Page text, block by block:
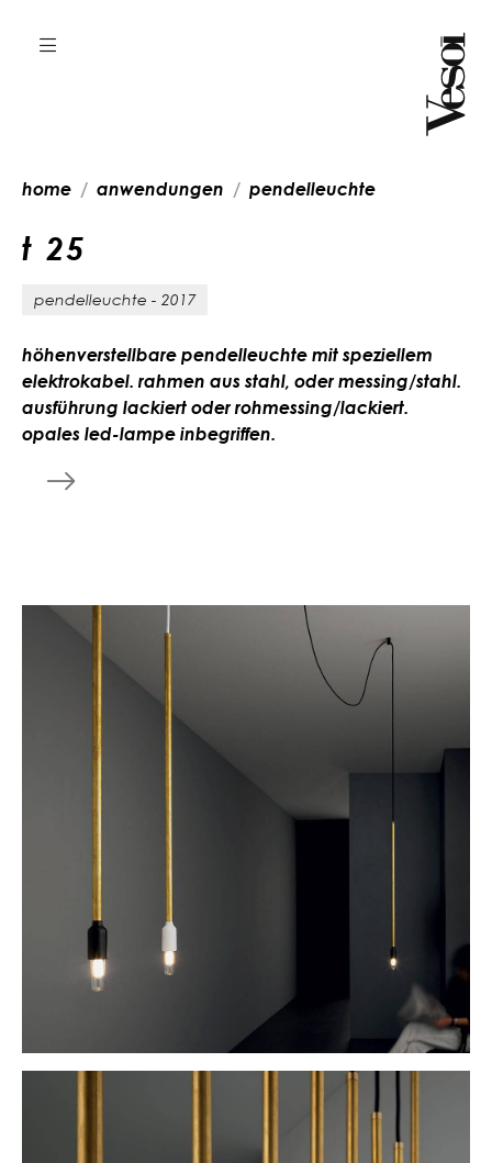
home anwendungen pendelleuchte
t 25
pendelleuchte - 2017
höhenverstellbare pendelleuchte mit speziellem
elektrokabel. rahmen aus stahl, oder messing/stahl.
ausführung lackiert oder rohmessing/lackiert.
opales led-lampe inbegriffen.